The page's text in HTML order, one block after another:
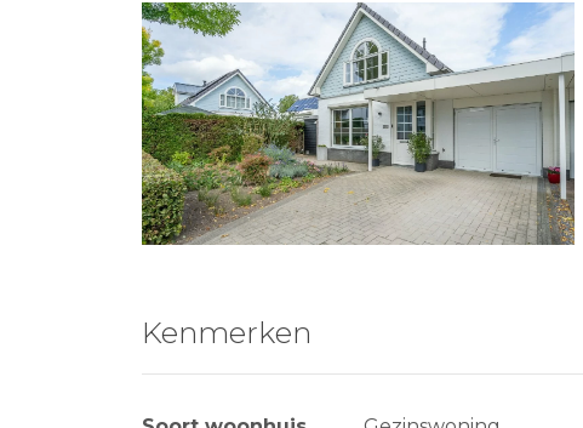
Kenmerken